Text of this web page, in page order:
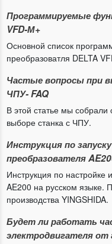
Программируемые
VFD-М+
Основной список
преобразоватля DELTA
Частые вопросы при
ЧПУ- FAQ
В этой статье мы
выборе станка с ЧПУ.
Инструкция по
преобразователя
Инструкция по настройке
AE200 на русском языке.
производства YINGSHIDA.
Будет ли работать
электродвигателя от